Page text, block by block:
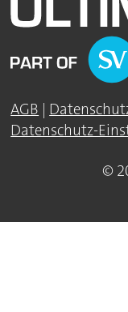
AGB |
Datenschutz-
©